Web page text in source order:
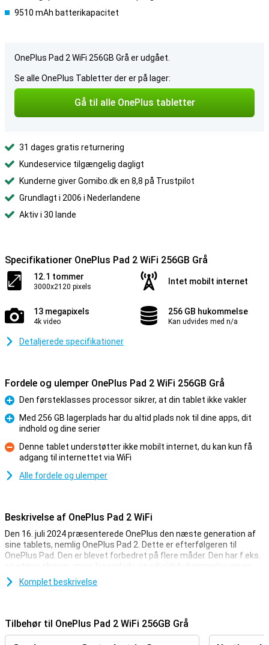
9510 mAh batterikapacitet
OnePlus Pad 2 WiFi 256GB Grå er udgået.
Se alle OnePlus Tabletter der er på lager:
Gå til alle OnePlus tabletter
31 dages gratis returnering
Kundeservice tilgængelig dagligt
Kunderne giver Gomibo.dk en 8,8 på Trustpilot
Grundlagt i 2006 i Nederlandene
Aktiv i 30 lande
Specifikationer OnePlus Pad 2 WiFi 256GB Grå
12.1 tommer
3000x2120 pixels
Intet mobilt internet
13 megapixels
4k video
256 GB hukommelse
Kan udvides med n/a
Detaljerede specifikationer
Fordele og ulemper OnePlus Pad 2 WiFi 256GB Grå
Fordele
Den førsteklasses processor sikrer, at din tablet ikke vakler
Fordele
Med 256 GB lagerplads har du altid plads nok til dine apps, dit
indhold og dine serier
Ulemper
Denne tablet understøtter ikke mobilt internet, du kan kun få
adgang til internettet via WiFi
Alle fordele og ulemper
Beskrivelse af OnePlus Pad 2 WiFi
Den 16. juli 2024 præsenterede OnePlus den næste generation af
sine tablets, nemlig OnePlus Pad 2. Dette er efterfølgeren til
OnePlus Pad. Den er blevet forbedret på flere måder. Den har f.eks.
en større skærm, mere lagerplads og arbejdshukommelse og en
bedre processor.
På forsiden af denne enhed finder vi selfie-kameraet med en
opløsning på 8 megapixel. Denne tablet har et godt kamera på
bagsiden. Denne linse har en opløsning på 13 megapixel, hvilket
Komplet beskrivelse
Tilbehør til OnePlus Pad 2 WiFi 256GB Grå